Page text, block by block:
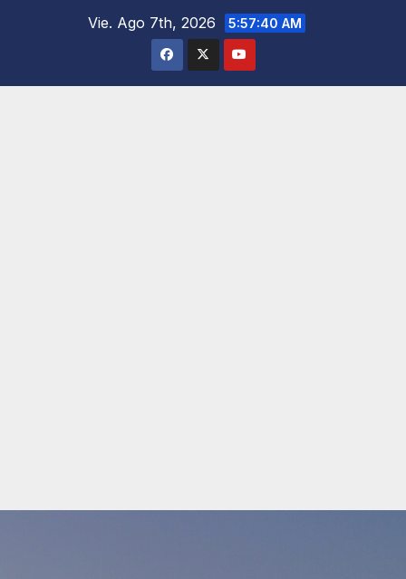
Vie. Ago 7th, 2026 5:57:41 AM